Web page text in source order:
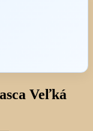
Veľká